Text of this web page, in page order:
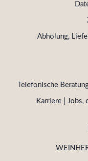
Abholung,
Telefonische
Karriere | Jobs,